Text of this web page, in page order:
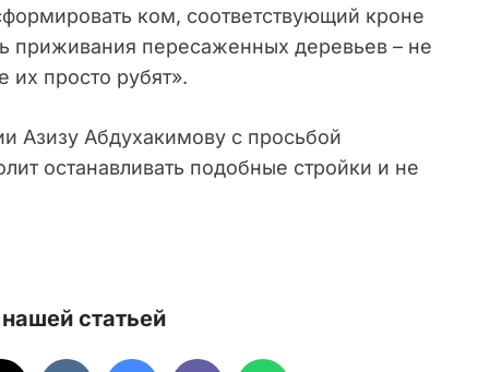
ком, соответствующий кроне
приживания пересаженных деревьев – не
их просто рубят».
Азизу Абдухакимову с просьбой
останавливать подобные стройки и не
статьей